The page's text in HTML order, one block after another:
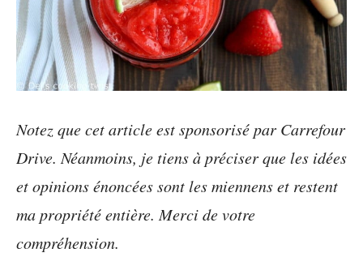
Notez que cet article est sponsorisé par Carrefour
Drive. Néanmoins, je tiens à préciser que les idées
et opinions énoncées sont les miennens et restent
ma propriété entière. Merci de votre
compréhension.